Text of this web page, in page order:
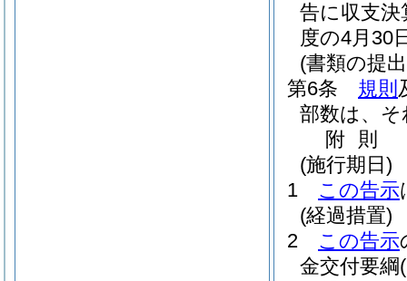
告に収支
度の4月30
(書類の提
第6条
規則
部数は、
附 則
(施行期日)
1
この告示
(経過措置)
2
この告示
金交付要綱